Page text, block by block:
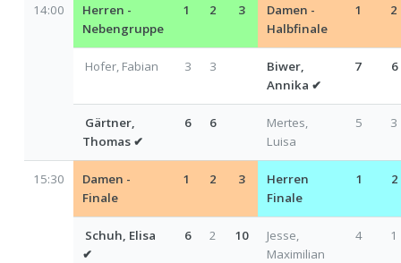
14:00
Herren -
Nebengruppe
1 2 3
Damen -
Halbfinale
1 2
Hofer, Fabian 3 3
Biwer,
Annika ✔
7 6
Gärtner,
Thomas ✔
6 6
Mertes,
Luisa
5 3
15:30
Damen -
Finale
1 2 3
Herren
Finale
1 2
Schuh, Elisa
✔
6 2 10
Jesse,
Maximilian
4 1